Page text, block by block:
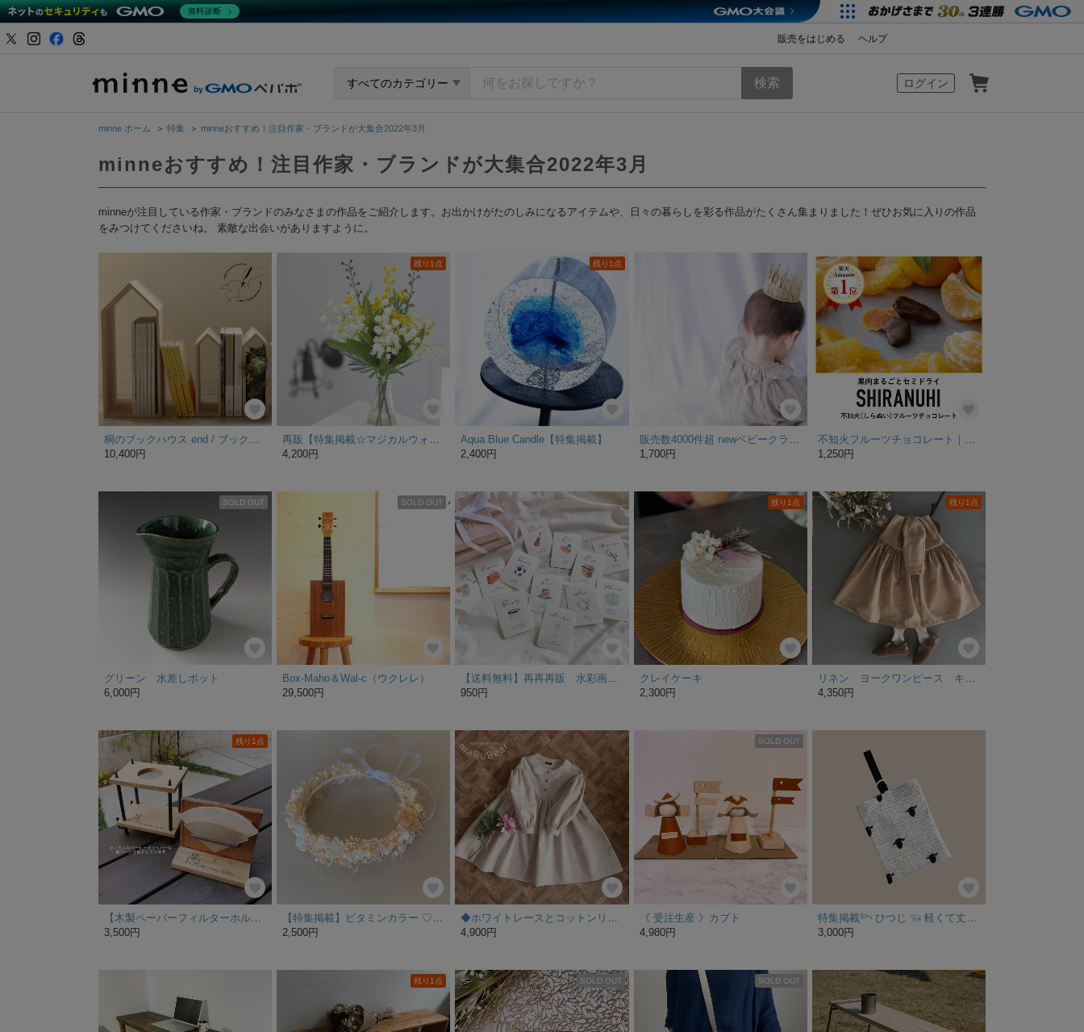
販売をはじめる ヘルプ
ログイン
すべてのカテゴリー
minne ホーム ＞ 特集 ＞ minneおすすめ！注目作家・ブランドが大集合2022年3月
minneおすすめ！注目作家・ブランドが大集合2022年3月
minneが注目している作家・ブランドのみなさまの作品をご紹介します。お出かけがたのしみになるアイテムや、日々の暮らしを彩る作品がたくさん集まりました！ぜひお気に入りの作品
をみつけてくださいね。 素敵な出会いがありますように。
桐のブックハウス end / ブックエンド
10,400円
残り1点
再販【特集掲載☆マジカルウォーターアレンジ】すずらんとミモザのウォーターアレンジ☆clayガラス使用
4,200円
残り1点
Aqua Blue Candle【特集掲載】
2,400円
販売数4000件超 newベビークラウン(大:直径10cm)
1,700円
不知火フルーツチョコレート｜今までにないみずみずしさ！植物油脂不使用カカオ60％チョコレート｜バレンタイン 御中元ギフト お歳暮 クリスマス ホワイトデー 自分へのご褒美
1,250円
SOLD OUT
グリーン 水差しポット
6,000円
SOLD OUT
Box-Maho＆Wal-c（ウクレレ）
29,500円
【送料無料】再再再販 水彩画の選び取りカード 選べる台紙付き 名入れ
950円
残り1点
クレイケーキ
2,300円
残り1点
リネン ヨークワンピース キッズ 子供服 ワンピース 肩落ち
4,350円
残り1点
3,500円
2,500円
4,900円
SOLD OUT
《 受注生産 》カブト
4,980円
3,000円
残り1点 SOLD OUT SOLD OUT
無料診断